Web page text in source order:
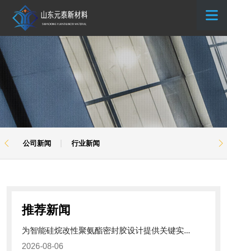
公司新闻 行业新闻
 
推荐新闻
为智能硅烷改性聚氨酯密封胶设计提供关键实...
2026-08-06